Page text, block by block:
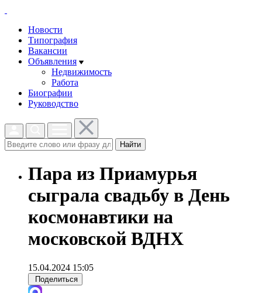
Новости
Типография
Вакансии
Объявления
Недвижимость
Работа
Биографии
Руководство
Найти
Пара из Приамурья
сыграла свадьбу в День
космонавтики на
московской ВДНХ
15.04.2024 15:05
Поделиться